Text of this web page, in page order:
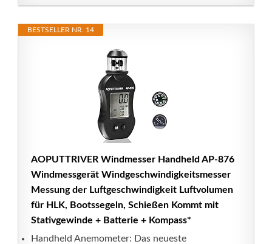
BESTSELLER NR. 14
AOPUTTRIVER Windmesser Handheld AP-876
Windmessgerät Windgeschwindigkeitsmesser
Messung der Luftgeschwindigkeit Luftvolumen
für HLK, Bootssegeln, Schießen Kommt mit
Stativgewinde + Batterie + Kompass*
Handheld Anemometer: Das neueste